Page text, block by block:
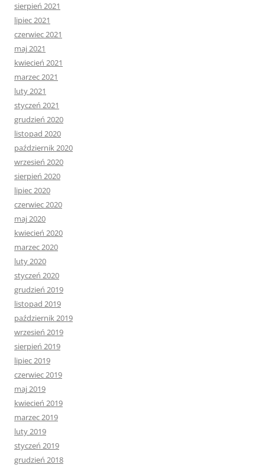
sierpień 2021
lipiec 2021
czerwiec 2021
maj 2021
kwiecień 2021
marzec 2021
luty 2021
styczeń 2021
grudzień 2020
listopad 2020
październik 2020
wrzesień 2020
sierpień 2020
lipiec 2020
czerwiec 2020
maj 2020
kwiecień 2020
marzec 2020
luty 2020
styczeń 2020
grudzień 2019
listopad 2019
październik 2019
wrzesień 2019
sierpień 2019
lipiec 2019
czerwiec 2019
maj 2019
kwiecień 2019
marzec 2019
luty 2019
styczeń 2019
grudzień 2018